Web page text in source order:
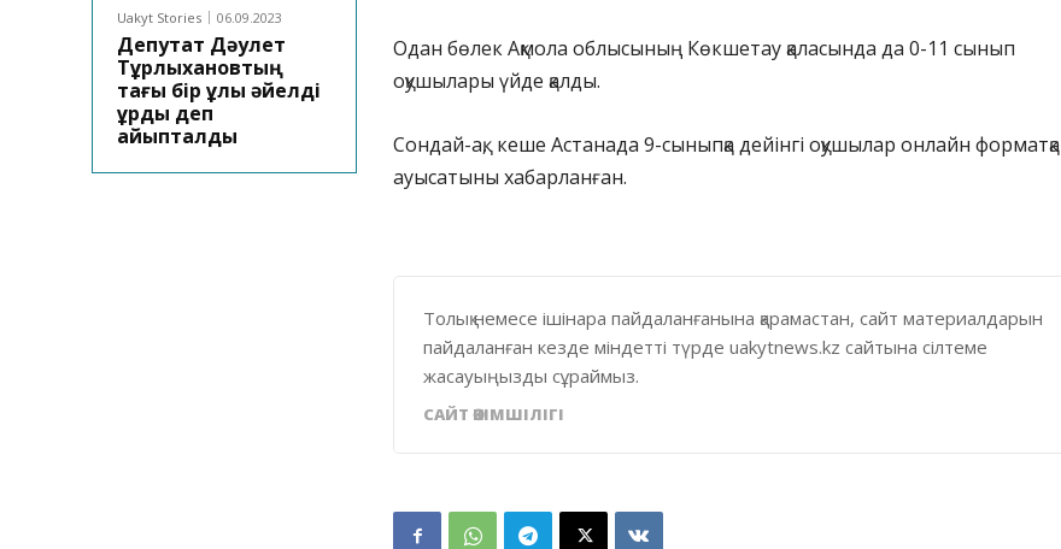
Uakyt Stories 06.09.2023
Депутат Дәулет
Тұрлыхановтың
тағы бір ұлы әйелді
ұрды деп
айыпталды
Одан бөлек Ақмола облысының Көкшетау қаласында да 0-11 сынып
оқушылары үйде қалды.
Сондай-ақ, кеше Астанада 9-сыныпқа дейінгі оқушылар онлайн форматқа
ауысатыны хабарланған.
Толық немесе ішінара пайдаланғанына қарамастан, сайт материалдарын
пайдаланған кезде міндетті түрде uakytnews.kz сайтына сілтеме
жасауыңызды сұраймыз.
САЙТ ӘКІМШІЛІГІ